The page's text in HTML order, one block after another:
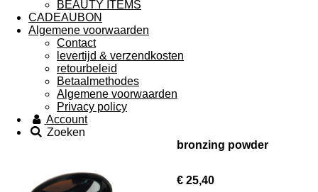
BEAUTY ITEMS
CADEAUBON
Algemene voorwaarden
Contact
levertijd & verzendkosten
retourbeleid
Betaalmethodes
Algemene voorwaarden
Privacy policy
Account
Zoeken
bronzing powder
€ 25,40